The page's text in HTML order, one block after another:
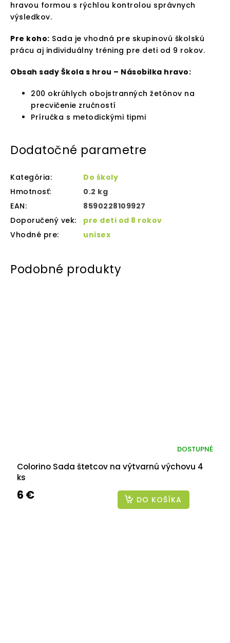
hravou formou s rýchlou kontrolou správnych
výsledkov.
Pre koho: Sada je vhodná pre skupinovú školskú
prácu aj individuálny tréning pre deti od 9 rokov.
Obsah sady Škola s hrou – Násobilka hravo:
200 okrúhlych obojstranných žetónov na
precvičenie zručností
Príručka s metodickými tipmi
Dodatočné parametre
Kategória:
Do školy
Hmotnosť:
0.2 kg
EAN:
8590228109927
Doporučený vek:
pre deti od 8 rokov
Vhodné pre: unisex
Colorino Sada štetcov na výtvarnú výchovu 4
ks
DOSTUPNÉ
6 € DO KOŠÍKA